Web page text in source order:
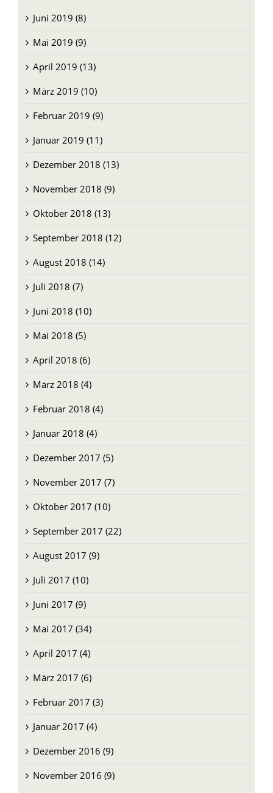
Juni 2019 (8)
Mai 2019 (9)
April 2019 (13)
März 2019 (10)
Februar 2019 (9)
Januar 2019 (11)
Dezember 2018 (13)
November 2018 (9)
Oktober 2018 (13)
September 2018 (12)
August 2018 (14)
Juli 2018 (7)
Juni 2018 (10)
Mai 2018 (5)
April 2018 (6)
März 2018 (4)
Februar 2018 (4)
Januar 2018 (4)
Dezember 2017 (5)
November 2017 (7)
Oktober 2017 (10)
September 2017 (22)
August 2017 (9)
Juli 2017 (10)
Juni 2017 (9)
Mai 2017 (34)
April 2017 (4)
März 2017 (6)
Februar 2017 (3)
Januar 2017 (4)
Dezember 2016 (9)
November 2016 (9)